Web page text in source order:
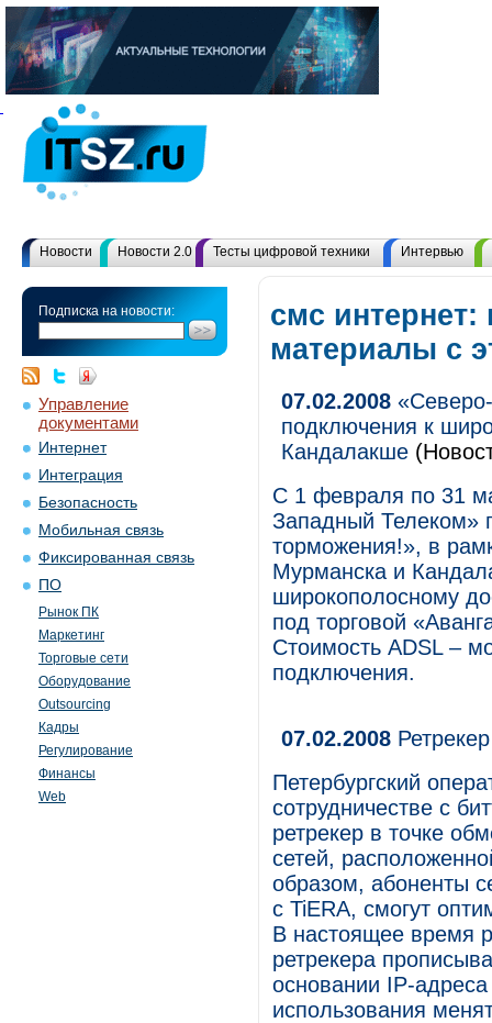
Новости Новости 2.0 Тесты цифровой техники Интервью
Подписка на новости:
Управление
документами
Интернет
Интеграция
Безопасность
Мобильная связь
Фиксированная связь
ПО
Рынок ПК
Маркетинг
Торговые сети
Оборудование
Outsourcing
Кадры
Регулирование
Финансы
Web
смс интернет:
материалы с
07.02.2008
подключения к
Кандалакше
С 1 февраля по 31
Западный Телеком»
торможения!», в
Мурманска и
широкополосному
под торговой
Стоимость ADSL –
подключения.
07.02.2008
Петербургский
сотрудничестве с
ретрекер в точке
сетей,
образом, абоненты
с TiERA, смогут
В настоящее время
ретрекера
основании IP-
использования